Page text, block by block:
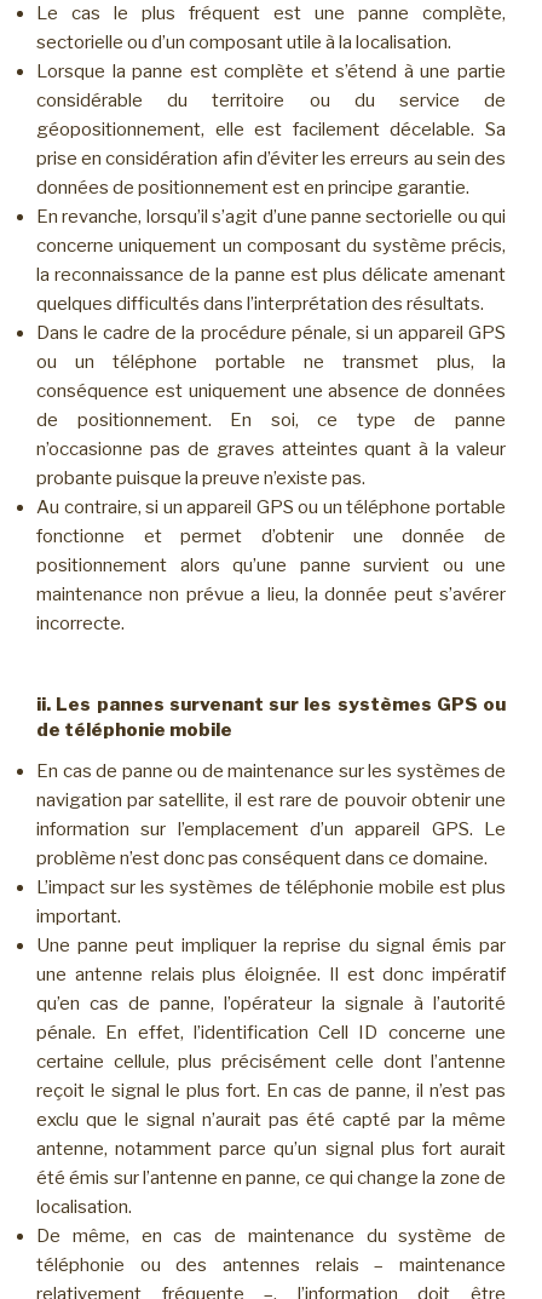
Le cas le plus fréquent est une panne complète,
sectorielle ou d’un composant utile à la localisation.
Lorsque la panne est complète et s’étend à une partie
considérable du territoire ou du service de
géopositionnement, elle est facilement décelable. Sa
prise en considération afin d’éviter les erreurs au sein des
données de positionnement est en principe garantie.
En revanche, lorsqu’il s’agit d’une panne sectorielle ou qui
concerne uniquement un composant du système précis,
la reconnaissance de la panne est plus délicate amenant
quelques difficultés dans l’interprétation des résultats.
Dans le cadre de la procédure pénale, si un appareil GPS
ou un téléphone portable ne transmet plus, la
conséquence est uniquement une absence de données
de positionnement. En soi, ce type de panne
n’occasionne pas de graves atteintes quant à la valeur
probante puisque la preuve n’existe pas.
Au contraire, si un appareil GPS ou un téléphone portable
fonctionne et permet d’obtenir une donnée de
positionnement alors qu’une panne survient ou une
maintenance non prévue a lieu, la donnée peut s’avérer
incorrecte.
ii. Les pannes survenant sur les systèmes GPS ou
de téléphonie mobile
En cas de panne ou de maintenance sur les systèmes de
navigation par satellite, il est rare de pouvoir obtenir une
information sur l’emplacement d’un appareil GPS. Le
problème n’est donc pas conséquent dans ce domaine.
L’impact sur les systèmes de téléphonie mobile est plus
important.
Une panne peut impliquer la reprise du signal émis par
une antenne relais plus éloignée. Il est donc impératif
qu’en cas de panne, l’opérateur la signale à l’autorité
pénale. En effet, l’identification Cell ID concerne une
certaine cellule, plus précisément celle dont l’antenne
reçoit le signal le plus fort. En cas de panne, il n’est pas
exclu que le signal n’aurait pas été capté par la même
antenne, notamment parce qu’un signal plus fort aurait
été émis sur l’antenne en panne, ce qui change la zone de
localisation.
De même, en cas de maintenance du système de
téléphonie ou des antennes relais – maintenance